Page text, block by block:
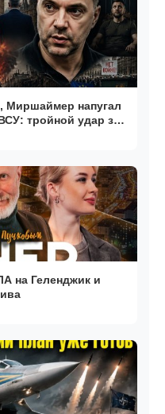
Миршаймер напугал
тройной удар за
на Геленджик и